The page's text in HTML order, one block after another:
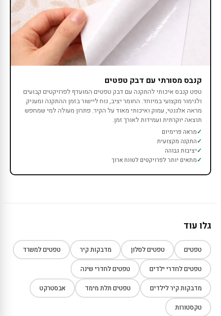
קנבס מסורתי עם דבק טפטים
טפט קנבס איכותי להתקנה עם דבק טפטים המועדף לפרויקטים קבועים
ולגימור מקצועי במיוחד. החומר יציב, נוח ליישור בזמן ההתקנה ומעניק
מראה אלגנטי, עמוק ואיכותי מאוד על הקיר. פתרון מעולה למי שמחפש
תוצאה יוקרתית ועמידות לאורך זמן.
מראה פרימיום
התקנה מקצועית
יציבות גבוהה
מתאים יותר לפרויקטים לטווח ארוך
גלו עוד
טפטים טפטים לסלון מדבקות קיר טפטים למשרד
טפטים לחדרי ילדים טפטים לחדרי שינה
מדבקות קיר לילדים טפטים תלת מימד אבסטרקט
טקסטורות